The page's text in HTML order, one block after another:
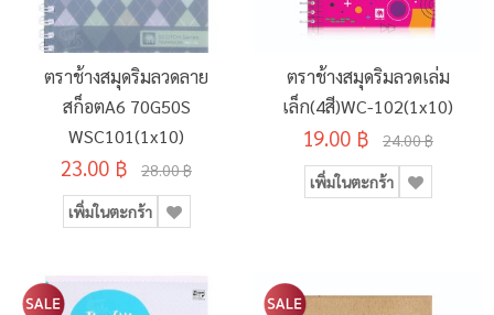
ตราช้างสมุดริมลวดลาย
สก็อตA6 70G50S
WSC101(1x10)
23.00 ฿ 28.00 ฿
เพิ่มในตะกร้า
ตราช้างสมุดริมลวดเล่ม
เล็ก(4สี)WC-102(1x10)
19.00 ฿ 24.00 ฿
เพิ่มในตะกร้า